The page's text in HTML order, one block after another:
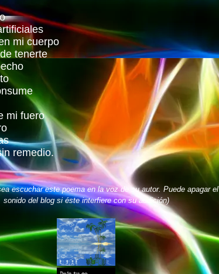
mi cuerpo
tenerte
mi fuero
remedio.
escuchar este poema en la voz de su autor. Puede apagar el
sonido del blog si éste interfiere con su audición)